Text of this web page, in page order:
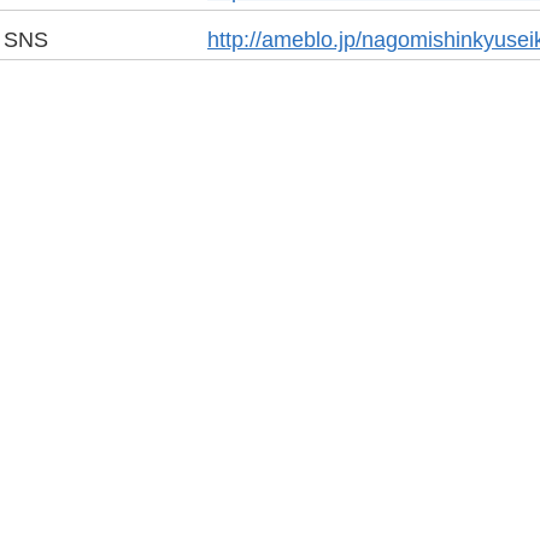
http://ameblo.jp/